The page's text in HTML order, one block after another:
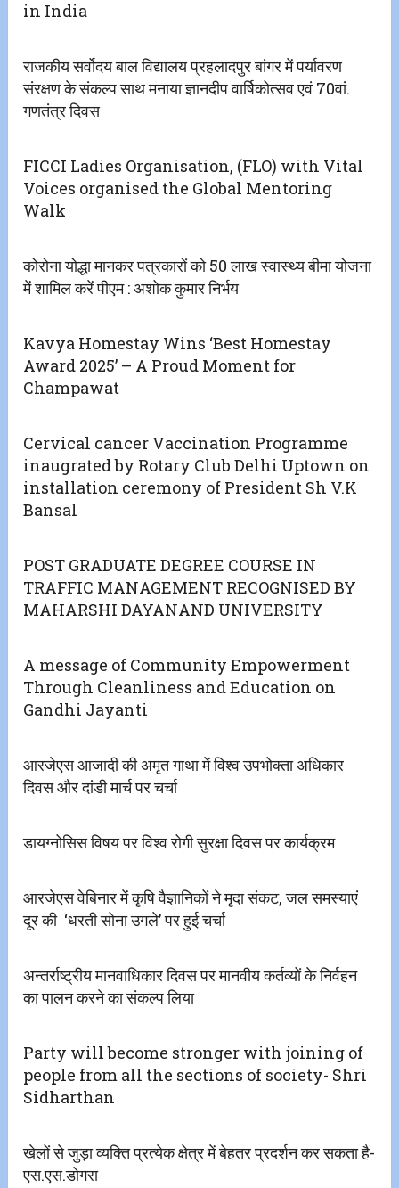
in India
राजकीय सर्वोदय बाल विद्यालय प्रहलादपुर बांगर में पर्यावरण
संरक्षण के संकल्प साथ मनाया ज्ञानदीप वार्षिकोत्सव एवं 70वां.
गणतंत्र दिवस
FICCI Ladies Organisation, (FLO) with Vital
Voices organised the Global Mentoring
Walk
कोरोना योद्धा मानकर पत्रकारों को 50 लाख स्वास्थ्य बीमा योजना
में शामिल करें पीएम : अशोक कुमार निर्भय
Kavya Homestay Wins ‘Best Homestay
Award 2025’ – A Proud Moment for
Champawat
Cervical cancer Vaccination Programme
inaugrated by Rotary Club Delhi Uptown on
installation ceremony of President Sh V.K
Bansal
POST GRADUATE DEGREE COURSE IN
TRAFFIC MANAGEMENT RECOGNISED BY
MAHARSHI DAYANAND UNIVERSITY
A message of Community Empowerment
Through Cleanliness and Education on
Gandhi Jayanti
आरजेएस आजादी की‌ अमृत गाथा में विश्व उपभोक्ता अधिकार
दिवस और दांडी मार्च पर चर्चा
डायग्नोसिस विषय पर विश्व रोगी सुरक्षा दिवस पर कार्यक्रम
आरजेएस वेबिनार में कृषि वैज्ञानिकों ने मृदा संकट, जल समस्याएं
दूर की ‘धरती सोना उगले’ पर हुई चर्चा
अन्तर्राष्ट्रीय मानवाधिकार दिवस पर मानवीय कर्तव्यों के निर्वहन
का पालन करने का संकल्प लिया
Party will become stronger with joining of
people from all the sections of society- Shri
Sidharthan
खेलों से जुड़ा व्यक्ति प्रत्येक क्षेत्र में बेहतर प्रदर्शन कर सकता है-
एस.एस.डोगरा